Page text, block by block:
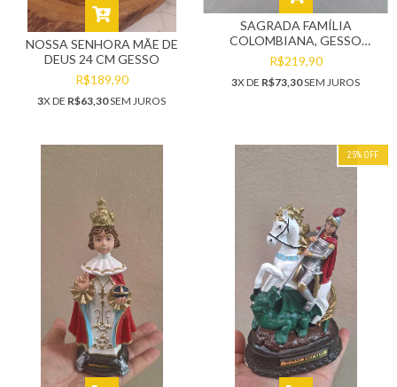
NOSSA SENHORA MÃE DE
DEUS 24 CM GESSO
R$189,90
3X DE R$63,30SEM JUROS
SAGRADA FAMÍLIA
COLOMBIANA, GESSO
MACIÇO
R$219,90
3X DE R$73,30SEM JUROS
25% OFF